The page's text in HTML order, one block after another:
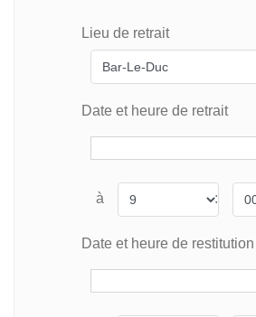
Lieu de retrait
Date et heure de retrait
à :
Date et heure de restitution